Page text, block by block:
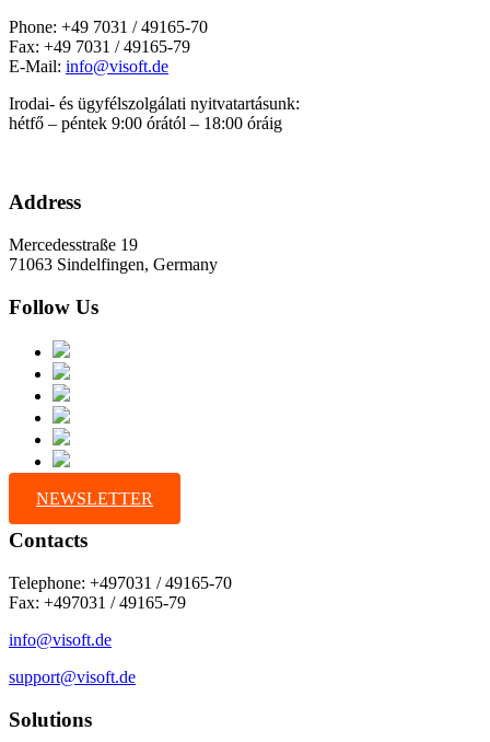
Phone: +49 7031 / 49165-70
Fax: +49 7031 / 49165-79
E-Mail: info@visoft.de
Irodai- és ügyfélszolgálati nyitvatartásunk:
hétfő – péntek 9:00 órától – 18:00 óráig
Address
Mercedesstraße 19
71063 Sindelfingen, Germany
Follow Us
NEWSLETTER
Contacts
Telephone: +497031 / 49165-70
Fax: +497031 / 49165-79
info@visoft.de
support@visoft.de
Solutions